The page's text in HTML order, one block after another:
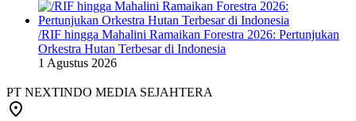
/RIF hingga Mahalini Ramaikan Forestra 2026: Pertunjukan
Orkestra Hutan Terbesar di Indonesia
1 Agustus 2026
PT NEXTINDO MEDIA SEJAHTERA